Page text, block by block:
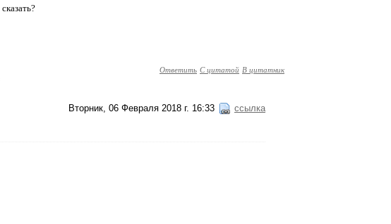
Ответить С цитатой В цитатник
Вторник, 06 Февраля 2018 г. 16:33 ссылка